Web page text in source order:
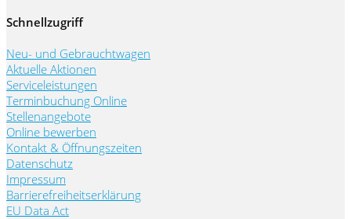
Schnellzugriff
Neu- und Gebrauchtwagen
Aktuelle Aktionen
Serviceleistungen
Terminbuchung Online
Stellenangebote
Online bewerben
Kontakt & Öffnungszeiten
Datenschutz
Impressum
Barrierefreiheitserklärung
EU Data Act